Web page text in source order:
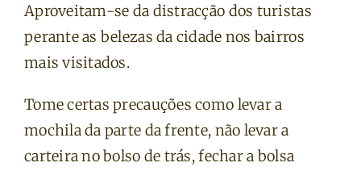
Aproveitam-se da distracção dos turistas
perante as belezas da cidade nos bairros
mais visitados.
Tome certas precauções como levar a
mochila da parte da frente, não levar a
carteira no bolso de trás, fechar a bolsa